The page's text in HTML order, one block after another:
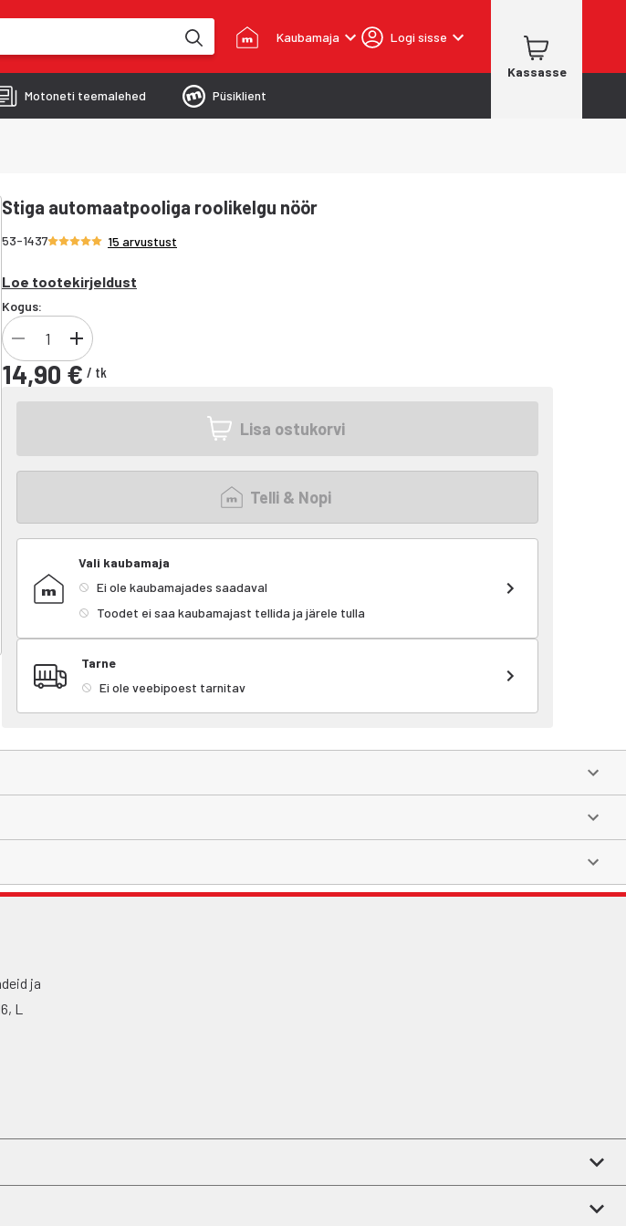
Kaubamaja Logi sisse
Kassasse
Motoneti teemalehed Püsiklient
Stiga automaatpooliga roolikelgu nöör
53-1437Hinnang 4.9/5 tähte
15 arvustust
Loe tootekirjeldust
Kogus:
14,90 € / tk
Lisa ostukorvi
Telli & Nopi
Vali kaubamaja
Ei ole kaubamajades saadaval
Toodet ei saa kaubamajast tellida ja järele tulla
Tarne
Ei ole veebipoest tarnitav
ja
L